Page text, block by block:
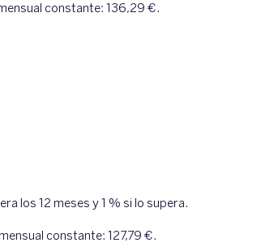
constante: 136,29 €.
los 12 meses y 1 % si lo supera.
constante: 127,79 €.